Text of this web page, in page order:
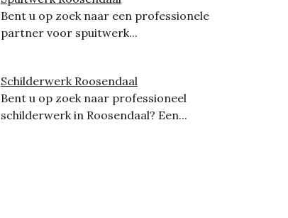
Bent u op zoek naar een professionele
partner voor spuitwerk...
Schilderwerk Roosendaal
Bent u op zoek naar professioneel
schilderwerk in Roosendaal? Een...